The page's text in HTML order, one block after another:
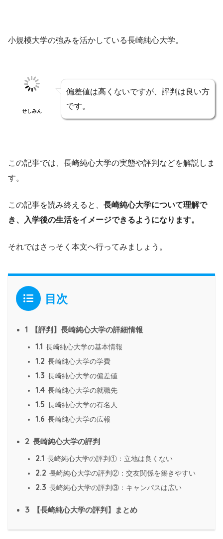
小規模大学の強みを活かしている長崎純心大学。
せしみん
偏差値は高くないですが、評判は良い方
です。
この記事では、長崎純心大学の実態や評判などを解説しま
す。
この記事を読み終えると、 長崎純心大学について理解で
き、入学後の生活をイメージできるようになります。
それではさっそく本文へ行ってみましょう。
目次
1 【評判】長崎純心大学の詳細情報
1.1 長崎純心大学の基本情報
1.2 長崎純心大学の学費
1.3 長崎純心大学の偏差値
1.4 長崎純心大学の就職先
1.5 長崎純心大学の有名人
1.6 長崎純心大学の広報
2 長崎純心大学の評判
2.1 長崎純心大学の評判①：立地は良くない
2.2 長崎純心大学の評判②：交友関係を築きやすい
2.3 長崎純心大学の評判③：キャンパスは広い
3 【長崎純心大学の評判】まとめ